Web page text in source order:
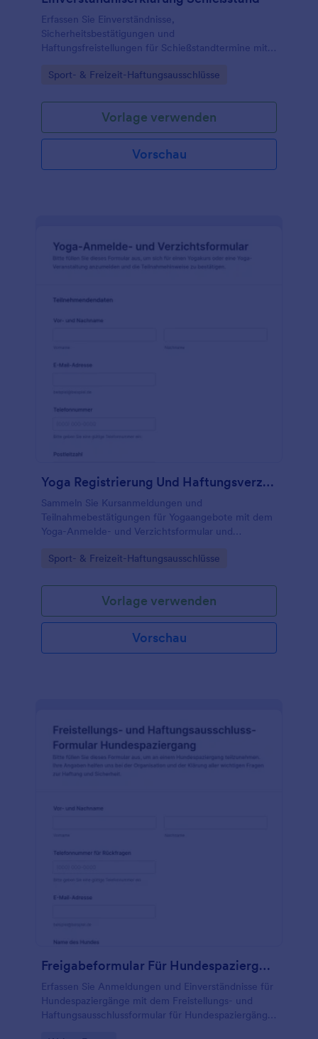
Erfassen Sie Einverständnisse,
Sicherheitsbestätigungen und
Haftungsfreistellungen für Schießstandtermine mit
Jotform, ideal für Vereine, Betreiber und
Go to Category:
Sport- & Freizeit-Haftungsausschlüsse
Vorlage verwenden
Vorschau
Yoga Registrierung Und Haftungsverzichtsformular
Sammeln Sie Kursanmeldungen und
Teilnahmebestätigungen für Yogaangebote mit dem
Yoga-Anmelde- und Verzichtsformular und
Kommunikation für Studios und Kursleitungen in
Go to Category:
Sport- & Freizeit-Haftungsausschlüsse
Vorlage verwenden
Vorschau
Freigabeformular Für Hundespaziergänge
Erfassen Sie Anmeldungen und Einverständnisse für
Hundespaziergänge mit dem Freistellungs- und
Haftungsausschlussformular für Hundespaziergänge